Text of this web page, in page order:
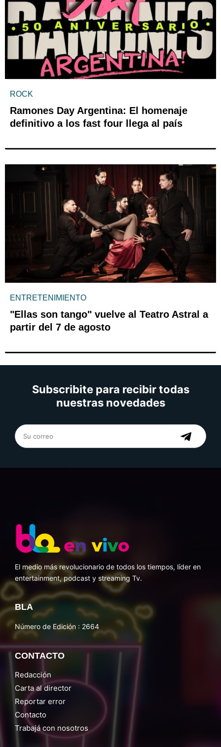
ROCK
Ramones Day Argentina: El homenaje
definitivo a los fast four llega al país
ENTRETENIMIENTO
"Ellas son tango" vuelve al Teatro Astral a
partir del 7 de agosto
Subscribite para recibir todas
nuestras novedades
El medio más revolucionario de todos los tiempos, líder en
entertainment, podcast y streaming Tv.
BLA
Número de Edición : 2664
CONTACTO
Redacción
Carta al director
Reportar error
Contacto
Trabajá con nosotros